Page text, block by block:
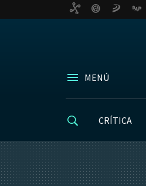
MENÚ
CRÍTICA